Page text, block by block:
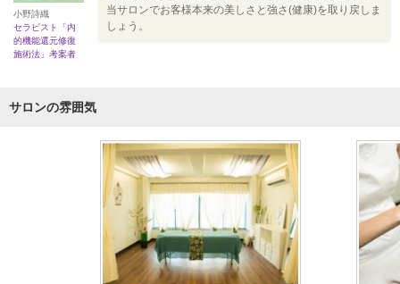
小野詩織
セラピスト「内
的機能還元修復
施術法」考案者
当サロンでお客様本来の美しさと強さ(健康)を取り戻しま
しょう。
サロンの雰囲気